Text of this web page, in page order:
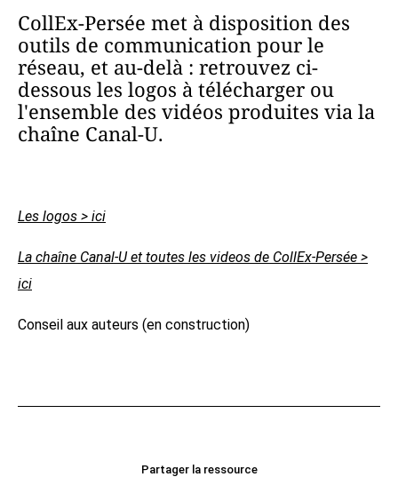
CollEx-Persée met à disposition des
outils de communication pour le
réseau, et au-delà : retrouvez ci-
dessous les logos à télécharger ou
l'ensemble des vidéos produites via la
chaîne Canal-U.
Les logos > ici
La chaîne Canal-U et toutes les videos de CollEx-Persée >
ici
Conseil aux auteurs (en construction)
Partager la ressource